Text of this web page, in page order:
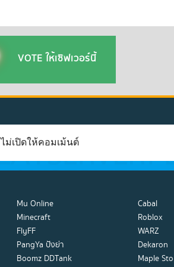
VOTE ให้เซิฟเวอร์นี้
ไม่เปิดให้คอมเม้นต์
Mu Online
Cabal
Minecraft
Roblox
FlyFF
WARZ
PangYa ปังย่า
Dekaron
Boomz DDTank
Maple